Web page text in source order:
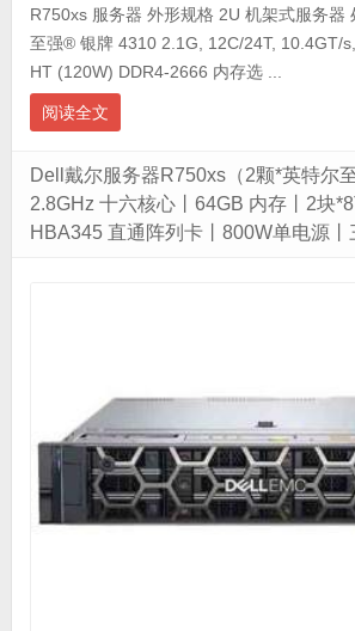
R750xs 服务器 外形规格 2U 机架式服务器
至强® 银牌 4310 2.1G, 12C/24T, 10.4GT/
HT (120W) DDR4-2666 内存选 ...
阅读全文
Dell戴尔服务器R750xs（2颗*英特尔
2.8GHz 十六核心丨64GB 内存丨2块
HBA345 直通阵列卡丨800W单电源丨